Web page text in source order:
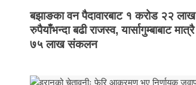
बझाङका वन पैदावारबाट १ करोड २२ लाख
रुपैयाँभन्दा बढी राजस्व, यार्सागुम्बाबाट मात्रै
७५ लाख संकलन